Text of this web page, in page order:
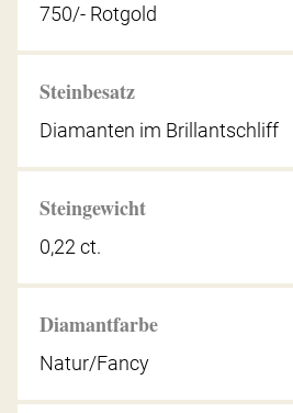
750/- Rotgold
Steinbesatz
Diamanten im Brillantschliff
Steingewicht
0,22 ct.
Diamantfarbe
Natur/Fancy